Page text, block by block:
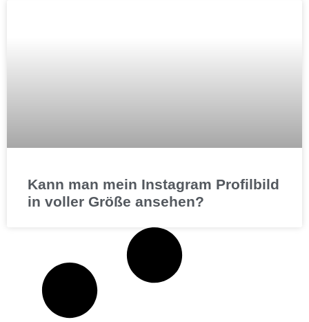
Kann man mein Instagram Profilbild
in voller Größe ansehen?